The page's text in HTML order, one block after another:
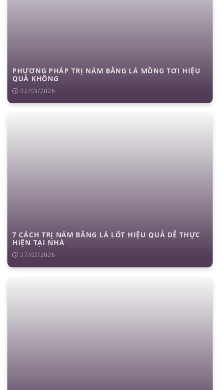
PHƯƠNG PHÁP TRỊ NÁM BẰNG LÁ MỒNG TƠI HIỆU
QUẢ KHÔNG
02/03/2026
7 CÁCH TRỊ NÁM BẰNG LÁ LỐT HIỆU QUẢ DỄ THỰC
HIỆN TẠI NHÀ
27/02/2026